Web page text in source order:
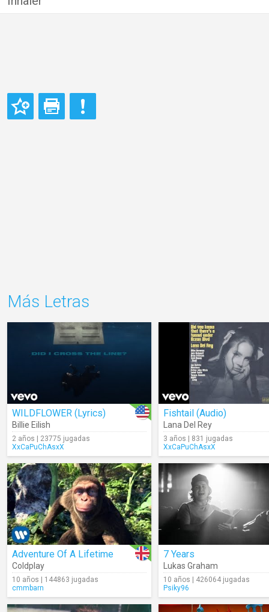
Más Letras
WILDFLOWER (Lyrics)
Billie Eilish
2 años | 23775 jugadas
XxCaPuChAsxX
Fishtail (Audio)
Lana Del Rey
3 años | 831 jugadas
XxCaPuChAsxX
Adventure Of A Lifetime
Coldplay
10 años | 144863 jugadas
cmmbarn
7 Years
Lukas Graham
10 años | 426064 jugadas
Psiky96